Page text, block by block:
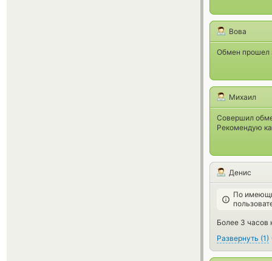
Вова
Обмен прошел
Михаил
Совершил
Рекомендую
Денис
По
Более 3 часов
Развернуть (1)